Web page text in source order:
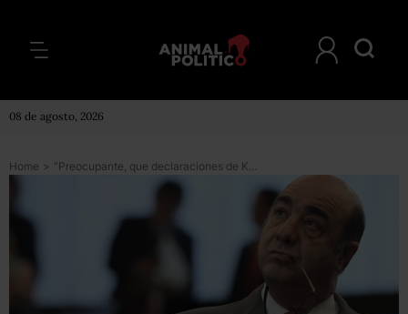
08 de agosto, 2026
Home > “Preocupante, que declaraciones de Karam sobre Ayotzinapa estén basadas en confesiones”: CIDE